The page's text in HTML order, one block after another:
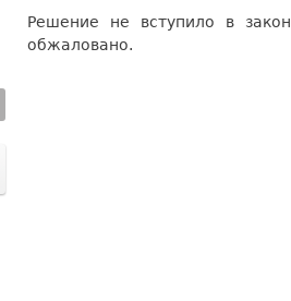
Решение не вступило в
обжаловано.